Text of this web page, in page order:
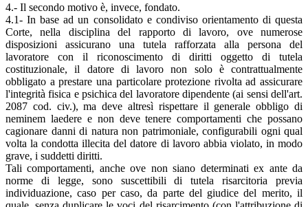
4.- Il secondo motivo è, invece, fondato.
4.1- In base ad un consolidato e condiviso orientamento di questa
Corte, nella disciplina del rapporto di lavoro, ove numerose
disposizioni assicurano una tutela rafforzata alla persona del
lavoratore con il riconoscimento di diritti oggetto di tutela
costituzionale, il datore di lavoro non solo è contrattualmente
obbligato a prestare una particolare protezione rivolta ad assicurare
l'integrità fisica e psichica del lavoratore dipendente (ai sensi dell'art.
2087 cod. civ.), ma deve altresì rispettare il generale obbligo di
neminem laedere e non deve tenere comportamenti che possano
cagionare danni di natura non patrimoniale, configurabili ogni qual
volta la condotta illecita del datore di lavoro abbia violato, in modo
grave, i suddetti diritti.
Tali comportamenti, anche ove non siano determinati ex ante da
norme di legge, sono suscettibili di tutela risarcitoria previa
individuazione, caso per caso, da parte del giudice del merito, il